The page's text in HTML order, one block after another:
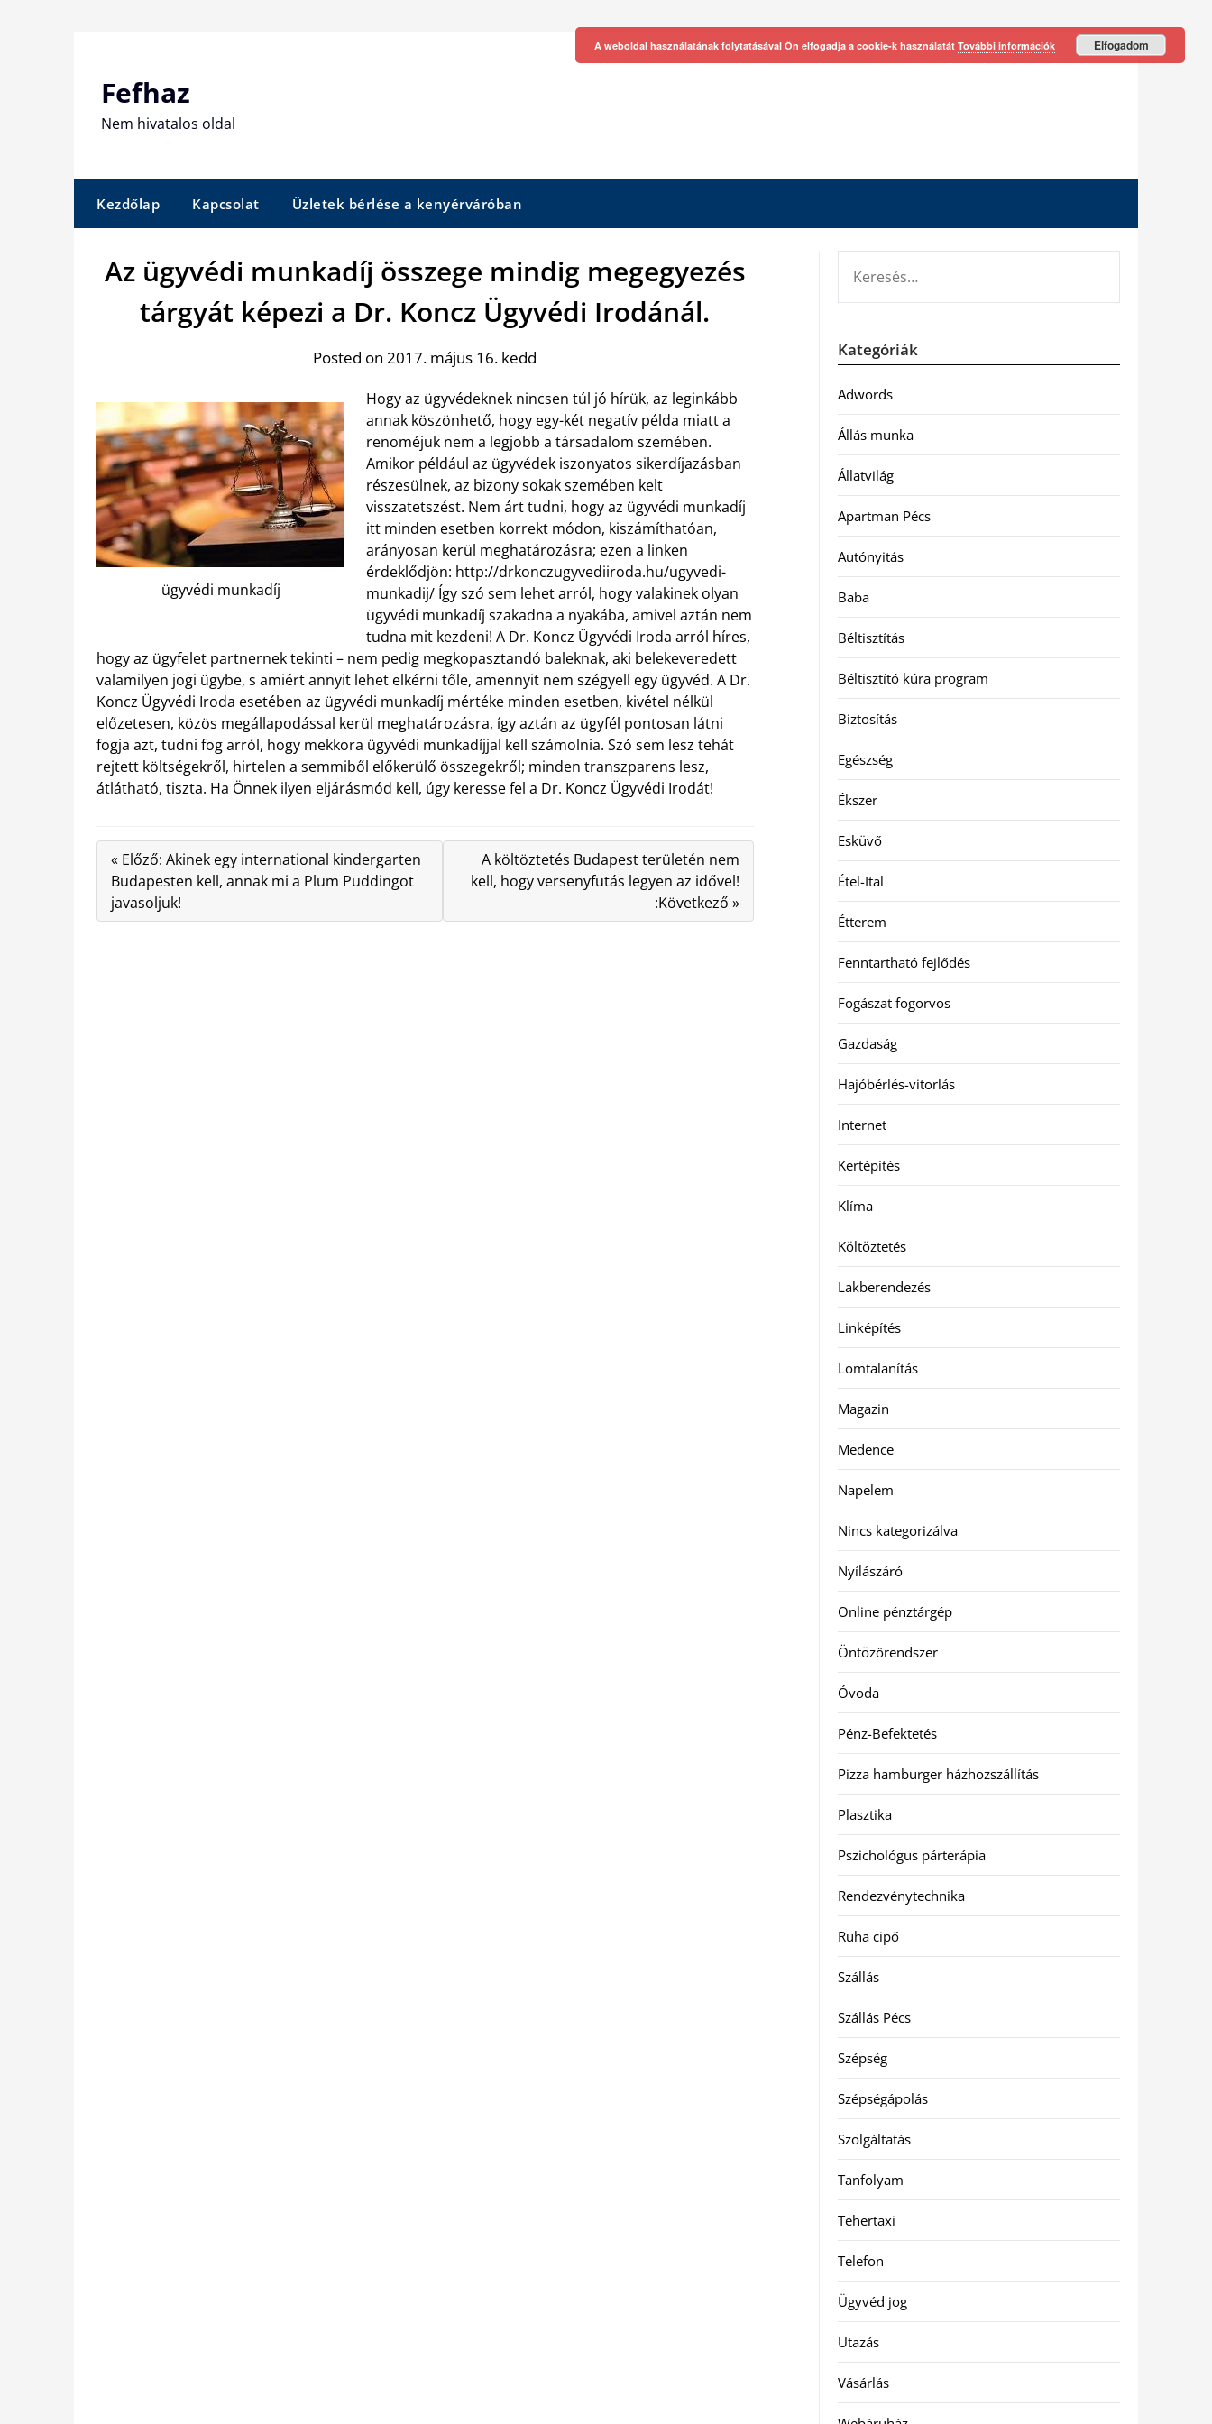
Fefhaz
Nem hivatalos oldal
Kezdőlap Kapcsolat Üzletek bérlése a kenyérváróban
Az ügyvédi munkadíj összege mindig megegyezés
tárgyát képezi a Dr. Koncz Ügyvédi Irodánál.
Posted on 2017. május 16. kedd
ügyvédi munkadíj
Hogy az ügyvédeknek nincsen túl jó hírük, az leginkább
annak köszönhető, hogy egy-két negatív példa miatt a
renoméjuk nem a legjobb a társadalom szemében.
Amikor például az ügyvédek iszonyatos sikerdíjazásban
részesülnek, az bizony sokak szemében kelt
visszatetszést. Nem árt tudni, hogy az ügyvédi munkadíj
itt minden esetben korrekt módon, kiszámíthatóan,
arányosan kerül meghatározásra; ezen a linken
érdeklődjön: http://drkonczugyvediiroda.hu/ugyvedi-
munkadij/ Így szó sem lehet arról, hogy valakinek olyan
ügyvédi munkadíj szakadna a nyakába, amivel aztán nem
tudna mit kezdeni! A Dr. Koncz Ügyvédi Iroda arról híres,
hogy az ügyfelet partnernek tekinti – nem pedig megkopasztandó baleknak, aki belekeveredett
valamilyen jogi ügybe, s amiért annyit lehet elkérni tőle, amennyit nem szégyell egy ügyvéd. A Dr.
Koncz Ügyvédi Iroda esetében az ügyvédi munkadíj mértéke minden esetben, kivétel nélkül
előzetesen, közös megállapodással kerül meghatározásra, így aztán az ügyfél pontosan látni
fogja azt, tudni fog arról, hogy mekkora ügyvédi munkadíjjal kell számolnia. Szó sem lesz tehát
rejtett költségekről, hirtelen a semmiből előkerülő összegekről; minden transzparens lesz,
átlátható, tiszta. Ha Önnek ilyen eljárásmód kell, úgy keresse fel a Dr. Koncz Ügyvédi Irodát!
« Előző: Akinek egy international kindergarten
Budapesten kell, annak mi a Plum Puddingot
javasoljuk!
A költöztetés Budapest területén nem
kell, hogy versenyfutás legyen az idővel!
:Következő »
Kategóriák
Adwords
Állás munka
Állatvilág
Apartman Pécs
Autónyitás
Baba
Béltisztítás
Béltisztító kúra program
Biztosítás
Egészség
Ékszer
Esküvő
Étel-Ital
Étterem
Fenntartható fejlődés
Fogászat fogorvos
Gazdaság
Hajóbérlés-vitorlás
Internet
Kertépítés
Klíma
Költöztetés
Lakberendezés
Linképítés
Lomtalanítás
Magazin
Medence
Napelem
Nincs kategorizálva
Nyílászáró
Online pénztárgép
Öntözőrendszer
Óvoda
Pénz-Befektetés
Pizza hamburger házhozszállítás
Plasztika
Pszichológus párterápia
Rendezvénytechnika
Ruha cipő
Szállás
Szállás Pécs
Szépség
Szépségápolás
Szolgáltatás
Tanfolyam
Tehertaxi
Telefon
Ügyvéd jog
Utazás
Vásárlás
A weboldal használatának folytatásával Ön elfogadja a cookie-k használatát További információk Elfogadom